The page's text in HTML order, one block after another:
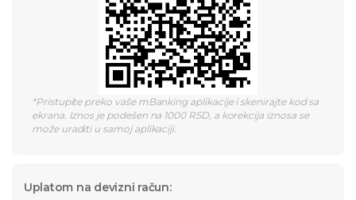
*Pristupite preko vaše mBanking aplikacije i skenirajte kod sa
ekrana. Iznos je podešen na 1000 RSD, a korekcija iznosa se
može uraditi u samoj aplikaciji.
Uplatom na devizni račun: